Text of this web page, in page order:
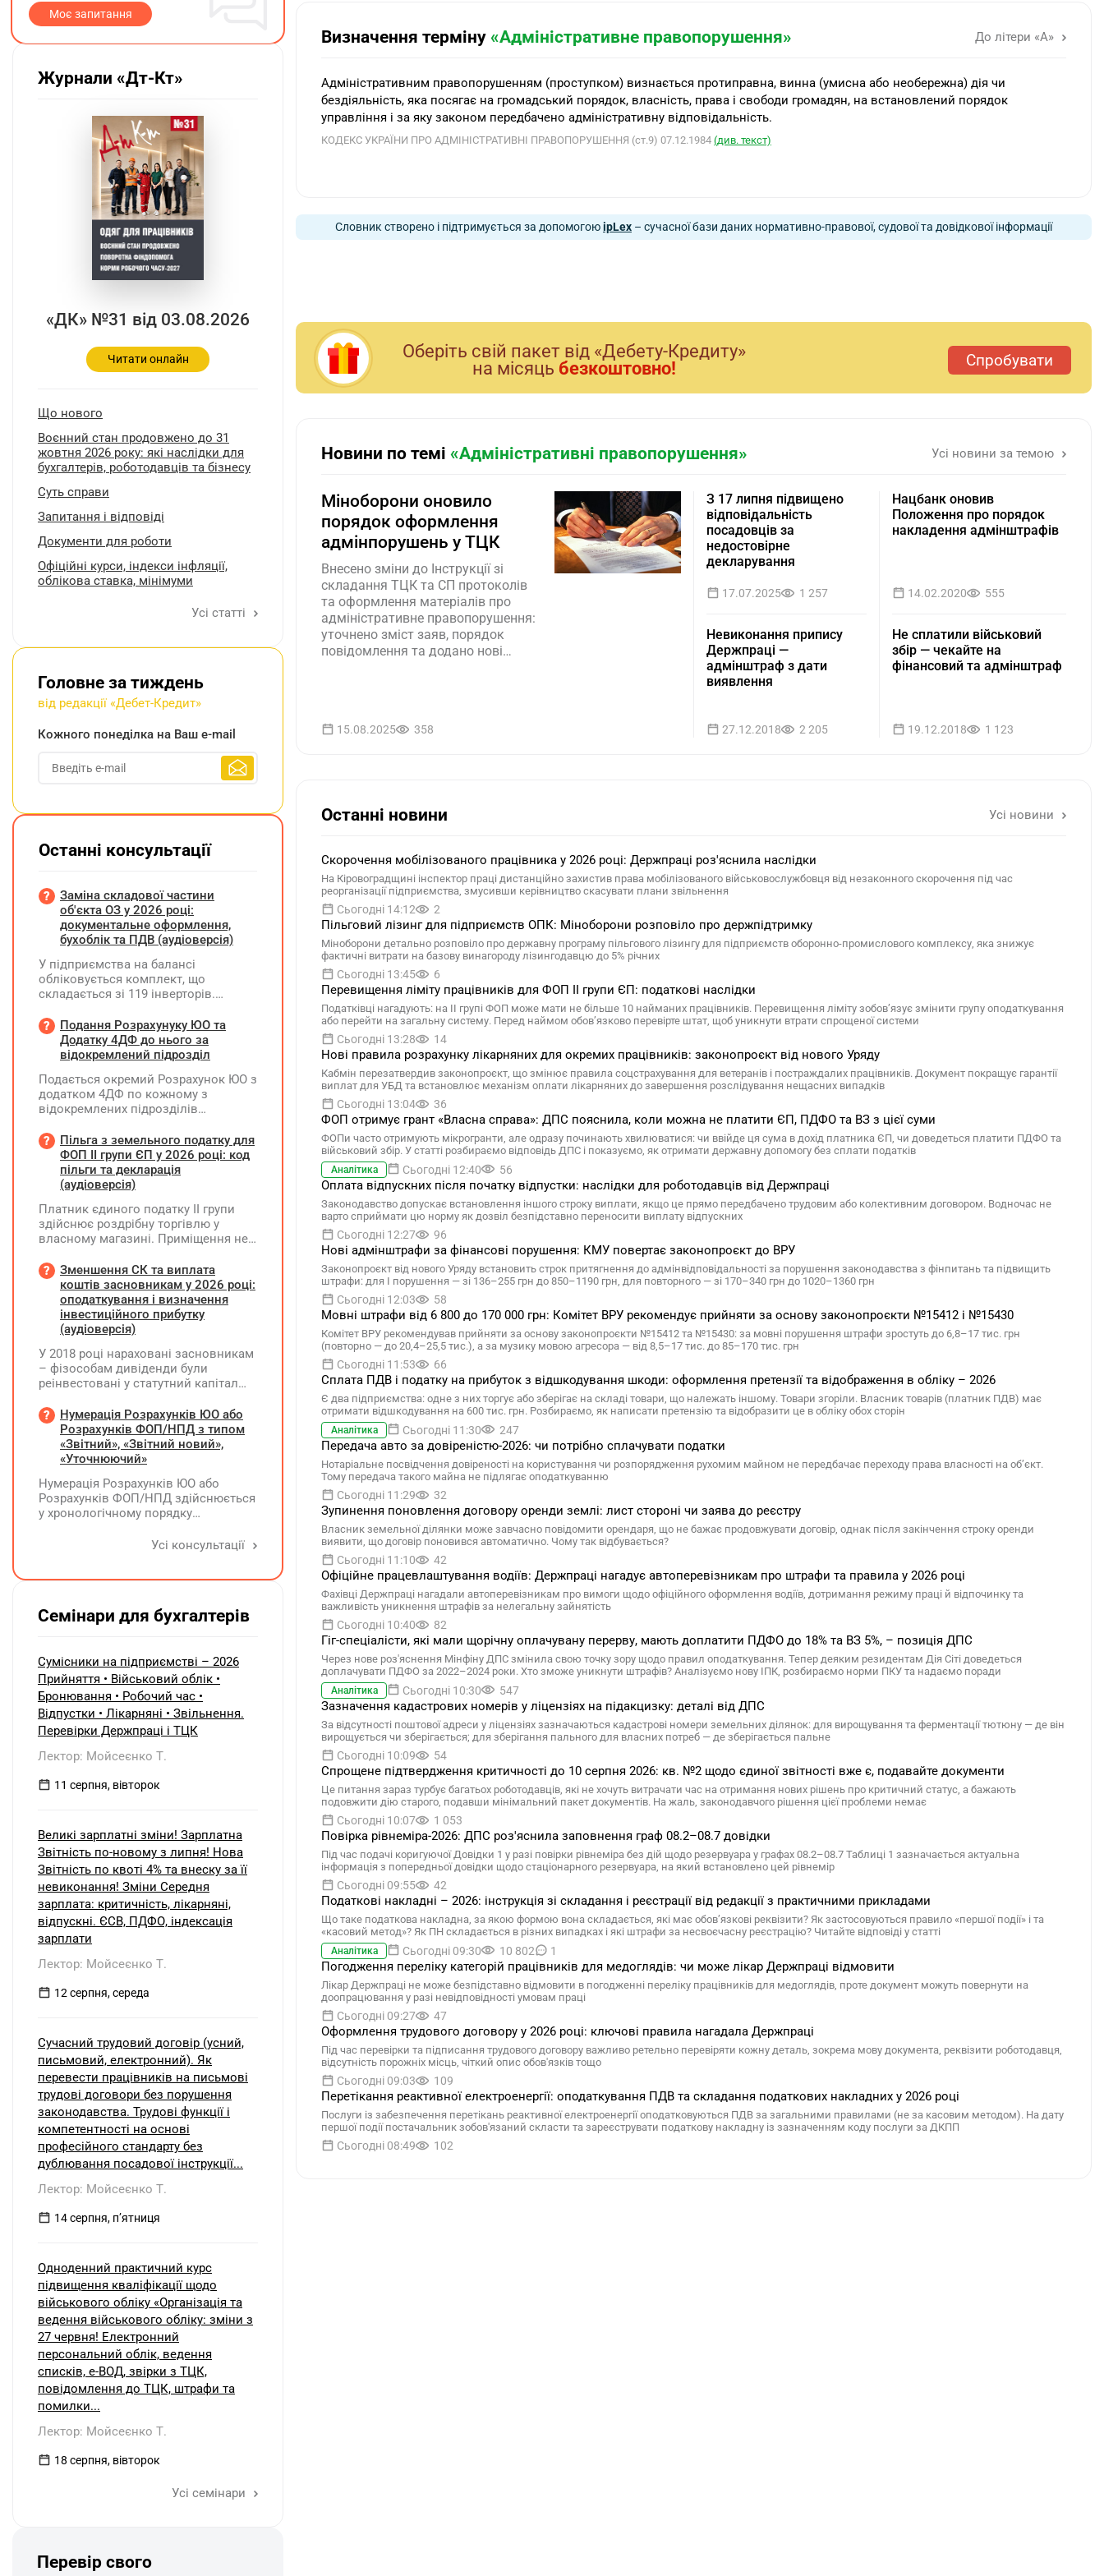
Визначення терміну «Адміністративне правопорушення» До літери «А»
Адміністративним правопорушенням (проступком) визнається протиправна, винна (умисна або необережна) дія чи
бездіяльність, яка посягає на громадський порядок, власність, права і свободи громадян, на встановлений порядок
управління і за яку законом передбачено адміністративну відповідальність.
КОДЕКС УКРАЇНИ ПРО АДМІНІСТРАТИВНІ ПРАВОПОРУШЕННЯ (ст.9) 07.12.1984 (див. текст)
Словник створено і підтримується за допомогоюipLex – сучасної бази даних нормативно-правової, судової та довідкової інформації
Оберiть свiй пакет вiд «Дебету-Кредиту»
на мiсяць безкоштовно! Спробувати
Новини по темі «Адміністративні правопорушення» Усі новини за темою
Міноборони оновило
порядок оформлення
адмінпорушень у ТЦК
Внесено зміни до Інструкції зі
складання ТЦК та СП протоколів
та оформлення матеріалів про
адміністративне правопорушення:
уточнено зміст заяв, порядок
повідомлення та додано нові
15.08.2025 358
З 17 липня підвищено
відповідальність
посадовців за
недостовірне
декларування
17.07.2025 1 257
Нацбанк оновив
Положення про порядок
накладення адмінштрафів
14.02.2020 555
Невиконання припису
Держпраці —
адмінштраф з дати
виявлення
27.12.2018 2 205
Не сплатили військовий
збір — чекайте на
фінансовий та адмінштраф
19.12.2018 1 123
Останні новини Усі новини
Скорочення мобілізованого працівника у 2026 році: Держпраці роз'яснила наслідки
На Кіровоградщині інспектор праці дистанційно захистив права мобілізованого військовослужбовця від незаконного скорочення під час
реорганізації підприємства, змусивши керівництво скасувати плани звільнення
Сьогодні 14:12 2
Пільговий лізинг для підприємств ОПК: Міноборони розповіло про держпідтримку
Міноборони детально розповіло про державну програму пільгового лізингу для підприємств оборонно-промислового комплексу, яка знижує
фактичні витрати на базову винагороду лізингодавцю до 5% річних
Сьогодні 13:45 6
Перевищення ліміту працівників для ФОП II групи ЄП: податкові наслідки
Податківці нагадують: на II групі ФОП може мати не більше 10 найманих працівників. Перевищення ліміту зобов’язує змінити групу оподаткування
або перейти на загальну систему. Перед наймом обов’язково перевірте штат, щоб уникнути втрати спрощеної системи
Сьогодні 13:28 14
Нові правила розрахунку лікарняних для окремих працівників: законопроєкт від нового Уряду
Кабмін перезатвердив законопроєкт, що змінює правила соцстрахування для ветеранів і постраждалих працівників. Документ покращує гарантії
виплат для УБД та встановлює механізм оплати лікарняних до завершення розслідування нещасних випадків
Сьогодні 13:04 36
ФОП отримує грант «Власна справа»: ДПС пояснила, коли можна не платити ЄП, ПДФО та ВЗ з цієї суми
ФОПи часто отримують мікрогранти, але одразу починають хвилюватися: чи ввійде ця сума в дохід платника ЄП, чи доведеться платити ПДФО та
військовий збір. У статті розбираємо відповідь ДПС і показуємо, як отримати державну допомогу без сплати податків
Аналітика Сьогодні 12:40 56
Оплата відпускних після початку відпустки: наслідки для роботодавців від Держпраці
Законодавство допускає встановлення іншого строку виплати, якщо це прямо передбачено трудовим або колективним договором. Водночас не
варто сприймати цю норму як дозвіл безпідставно переносити виплату відпускних
Сьогодні 12:27 96
Нові адмінштрафи за фінансові порушення: КМУ повертає законопроєкт до ВРУ
Законопроєкт від нового Уряду встановить строк притягнення до адмінвідповідальності за порушення законодавства з фінпитань та підвищить
штрафи: для І порушення — зі 136–255 грн до 850–1190 грн, для повторного — зі 170–340 грн до 1020–1360 грн
Сьогодні 12:03 58
Мовні штрафи від 6 800 до 170 000 грн: Комітет ВРУ рекомендує прийняти за основу законопроєкти №15412 і №15430
Комітет ВРУ рекомендував прийняти за основу законопроєкти №15412 та №15430: за мовні порушення штрафи зростуть до 6,8–17 тис. грн
(повторно — до 20,4–25,5 тис.), а за музику мовою агресора — від 8,5–17 тис. до 85–170 тис. грн
Сьогодні 11:53 66
Сплата ПДВ і податку на прибуток з відшкодування шкоди: оформлення претензії та відображення в обліку – 2026
Є два підприємства: одне з них торгує або зберігає на складі товари, що належать іншому. Товари згоріли. Власник товарів (платник ПДВ) має
отримати відшкодування на 600 тис. грн. Розбираємо, як написати претензію та відобразити це в обліку обох сторін
Аналітика Сьогодні 11:30 247
Передача авто за довіреністю-2026: чи потрібно сплачувати податки
Нотаріальне посвідчення довіреності на користування чи розпорядження рухомим майном не передбачає переходу права власності на об’єкт.
Тому передача такого майна не підлягає оподаткуванню
Сьогодні 11:29 32
Зупинення поновлення договору оренди землі: лист стороні чи заява до реєстру
Власник земельної ділянки може завчасно повідомити орендаря, що не бажає продовжувати договір, однак після закінчення строку оренди
виявити, що договір поновився автоматично. Чому так відбувається?
Сьогодні 11:10 42
Офіційне працевлаштування водіїв: Держпраці нагадує автоперевізникам про штрафи та правила у 2026 році
Фахівці Держпраці нагадали автоперевізникам про вимоги щодо офіційного оформлення водіїв, дотримання режиму праці й відпочинку та
важливість уникнення штрафів за нелегальну зайнятість
Сьогодні 10:40 82
Гіг-спеціалісти, які мали щорічну оплачувану перерву, мають доплатити ПДФО до 18% та ВЗ 5%, – позиція ДПС
Через нове роз'яснення Мінфіну ДПС змінила свою точку зору щодо правил оподаткування. Тепер деяким резидентам Дія Сіті доведеться
доплачувати ПДФО за 2022–2024 роки. Хто зможе уникнути штрафів? Аналізуємо нову ІПК, розбираємо норми ПКУ та надаємо поради
Аналітика Сьогодні 10:30 547
Зазначення кадастрових номерів у ліцензіях на підакцизку: деталі від ДПС
За відсутності поштової адреси у ліцензіях зазначаються кадастрові номери земельних ділянок: для вирощування та ферментації тютюну — де він
вирощується чи зберігається; для зберігання пального для власних потреб — де зберігається пальне
Сьогодні 10:09 54
Спрощене підтвердження критичності до 10 серпня 2026: кв. №2 щодо єдиної звітності вже є, подавайте документи
Це питання зараз турбує багатьох роботодавців, які не хочуть витрачати час на отримання нових рішень про критичний статус, а бажають
подовжити дію старого, подавши мінімальний пакет документів. На жаль, законодавчого рішення цієї проблеми немає
Сьогодні 10:07 1 053
Повірка рівнеміра-2026: ДПС роз'яснила заповнення граф 08.2–08.7 довідки
Під час подачі коригуючої Довідки 1 у разі повірки рівнеміра без дій щодо резервуара у графах 08.2–08.7 Таблиці 1 зазначається актуальна
інформація з попередньої довідки щодо стаціонарного резервуара, на який встановлено цей рівнемір
Сьогодні 09:55 42
Податкові накладні – 2026: інструкція зі складання і реєстрації від редакції з практичними прикладами
Що таке податкова накладна, за якою формою вона складається, які має обов’язкові реквізити? Як застосовуються правило «першої події» і та
«касовий метод»? Як ПН складається в різних випадках і які штрафи за несвоєчасну реєстрацію? Читайте відповіді у статті
Аналітика Сьогодні 09:30 10 802 1
Погодження переліку категорій працівників для медоглядів: чи може лікар Держпраці відмовити
Лікар Держпраці не може безпідставно відмовити в погодженні переліку працівників для медоглядів, проте документ можуть повернути на
доопрацювання у разі невідповідності умовам праці
Сьогодні 09:27 47
Оформлення трудового договору у 2026 році: ключові правила нагадала Держпраці
Під час перевірки та підписання трудового договору важливо ретельно перевіряти кожну деталь, зокрема мову документа, реквізити роботодавця,
відсутність порожніх місць, чіткий опис обов'язків тощо
Сьогодні 09:03 109
Перетікання реактивної електроенергії: оподаткування ПДВ та складання податкових накладних у 2026 році
Послуги із забезпечення перетікань реактивної електроенергії оподатковуються ПДВ за загальними правилами (не за касовим методом). На дату
першої події постачальник зобов'язаний скласти та зареєструвати податкову накладну із зазначенням коду послуги за ДКПП
Сьогодні 08:49 102
Моє запитання
Журнали «Дт-Кт»
«ДК» №31 від 03.08.2026
Читати онлайн
Що нового
Воєнний стан продовжено до 31
жовтня 2026 року: які наслідки для
бухгалтерів, роботодавців та бізнесу
Суть справи
Запитання і відповіді
Документи для роботи
Oфіційні курси, індекcи інфляції,
облікова ставка, мінімуми
Усі статті
Головне за тиждень
від редакції «Дебет-Кредит»
Кожного понеділка на Ваш e-mail
Останні консультації
Заміна складової частини
об'єкта ОЗ у 2026 році:
документальне оформлення,
бухоблік та ПДВ (аудіоверсія)
У підприємства на балансі
обліковується комплект, що
складається зі 119 інверторів.
грудні 2024 року, при його придбанні
було сформовано ПК з ПДВ. У
червні 2026 року один з інверторів
підлягає. У липні 2026 року
підприємство придбало новий
інвертор і власними силами
несправного. Як відобразити ці
операції в бухобліку та які
виникають наслідки з ПДВ?
Подання Розрахунуку ЮО та
Додатку 4ДФ до нього за
відокремлений підрозділ
Подається окремий Розрахунок ЮО з
додатком 4ДФ по кожному з
відокремлених підрозділів
нараховувати, утримувати і
сплачувати (перераховувати)
податок на доходи фізичних осіб до
бюджету
Пільга з земельного податку для
ФОП ІІ групи ЄП у 2026 році: код
пільги та декларація
(аудіоверсія)
Платник єдиного податку ІІ групи
здійснює роздрібну торгівлю у
власному магазині. Приміщення не
земельну ділянку має як ФОП. Як
правильно застосувати пільгу з
земельного податку? Подано форму
№20-ОПП на магазин і землю. Чи
необхідно подавати декларацію з
пільги зазначати?
Зменшення СК та виплата
коштів засновникам у 2026 році:
оподаткування і визначення
інвестиційного прибутку
(аудіоверсія)
У 2018 році нараховані засновникам
– фізособам дивіденди були
реінвестовані у статутний капітал
ПДФО та ВЗ. Крім того, статутний
капітал збільшувався за рахунок
нерозподіленого прибутку без
нарахування дивідендів. У 2026 році
виплатити кошти засновникам. Чи
потрібно утримувати ПДФО та ВЗ?
Нумерація Розрахунків ЮО або
Розрахунків ФОП/НПД з типом
«Звітний», «Звітний новий»,
«Уточнюючий»
Нумерація Розрахунків ЮО або
Розрахунків ФОП/НПД здійснюється
у хронологічному порядку
межах одного звітногоУсі консультації
Семінари для бухгалтерів
Сумісники на підприємстві – 2026
Прийняття • Військовий облік •
Бронювання • Робочий час •
Відпустки • Лікарняні • Звільнення.
Перевірки Держпраці і ТЦК
Лектор: Мойсеєнко Т.
11 серпня, вівторок
Великі зарплатні зміни! Зарплатна
Звітність по-новому з липня! Нова
Звітність по квоті 4% та внеску за її
невиконання! Зміни Середня
зарплата: критичність, лікарняні,
відпускні. ЄСВ, ПДФО, індексація
зарплати
Лектор: Мойсеєнко Т.
12 серпня, середа
Сучасний трудовий договір (усний,
письмовий, електронний). Як
перевести працівників на письмові
трудові договори без порушення
законодавства. Трудові функції і
компетентності на основі
професійного стандарту без
дублювання посадової інструкції...
Лектор: Мойсеєнко Т.
14 серпня, пʼятниця
Одноденний практичний курс
підвищення кваліфікації щодо
військового обліку «Організація та
ведення військового обліку: зміни з
27 червня! Електронний
персональний облік, ведення
списків, е-ВОД, звірки з ТЦК,
повідомлення до ТЦК, штрафи та
помилки...
Лектор: Мойсеєнко Т.
18 серпня, вівторок
Усі семінари
Перевір свого